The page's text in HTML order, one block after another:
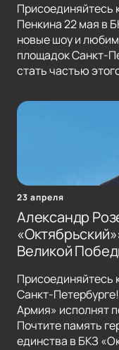
Присоединяйтесь
Пенкина 22 мая в
новые шоу и
площадок Санкт-
стать частью
23 апреля
Александр
Великой
Присоединяйтесь
Санкт-
Армия» исполнят
Почтите память
единства в БКЗ